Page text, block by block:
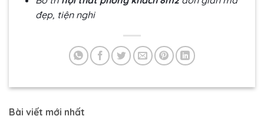
đẹp, tiện nghi
Bài viết mới nhất